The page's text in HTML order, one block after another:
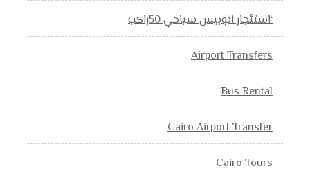
‘استئجار اتوبيس سياحي 50راكب
Airport Transfers
Bus Rental
Cairo Airport Transfer
Cairo Tours